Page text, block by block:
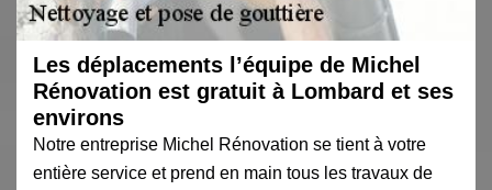
Les déplacements l’équipe de Michel
Rénovation est gratuit à Lombard et ses
environs
Notre entreprise Michel Rénovation se tient à votre
entière service et prend en main tous les travaux de